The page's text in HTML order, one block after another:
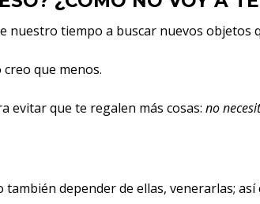
nuestro tiempo a buscar nuevos objetos
que menos.
evitar que te regalen más cosas:no
también depender de ellas, venerarlas;